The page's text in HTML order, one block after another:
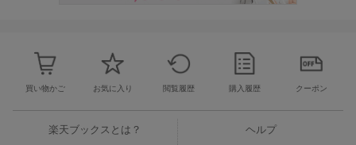
買い物かご お気に入り 閲覧履歴 購入履歴 クーポン
楽天ブックスとは？ ヘルプ